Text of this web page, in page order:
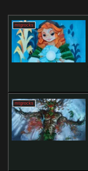
mtgrocks
mtgrocks